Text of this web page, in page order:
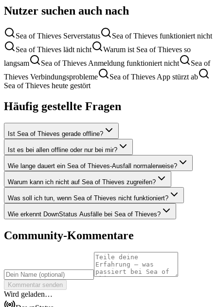
Nutzer suchen auch nach
Sea of Thieves Serverstatus
Sea of Thieves funktioniert nicht
Sea of Thieves lädt nicht
Warum ist Sea of Thieves so
langsam
Sea of Thieves Anmeldung funktioniert nicht
Sea of
Thieves Verbindungsprobleme
Sea of Thieves App stürzt ab
Sea of Thieves heute gestört
Häufig gestellte Fragen
Ist Sea of Thieves gerade offline?
Ist es bei allen offline oder nur bei mir?
Wie lange dauert ein Sea of Thieves-Ausfall normalerweise?
Warum kann ich nicht auf Sea of Thieves zugreifen?
Was soll ich tun, wenn Sea of Thieves nicht funktioniert?
Wie erkennt DownStatus Ausfälle bei Sea of Thieves?
Community-Kommentare
Kommentar senden
Wird geladen…